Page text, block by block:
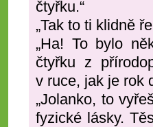
čtyřku.“
„Tak to ti klidně
„Ha! To bylo
čtyřku z
v ruce, jak je rok
„Jolanko, to
fyzické lásky.